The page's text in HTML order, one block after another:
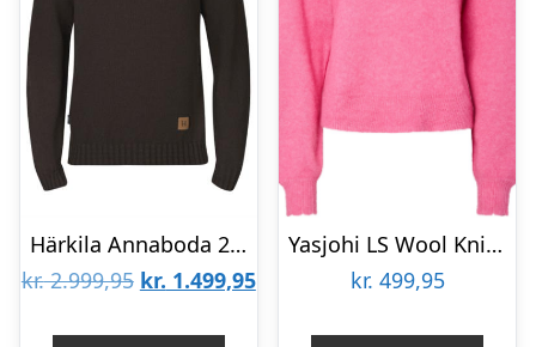
Härkila Annaboda 2.0 HSP Knit Pullover Mens, Demitasse Brown
kr.2.999,95 Den
kr. 1.499,95Den
Yasjohi LS Wool Knit Pullover S. NO
kr. 499,95